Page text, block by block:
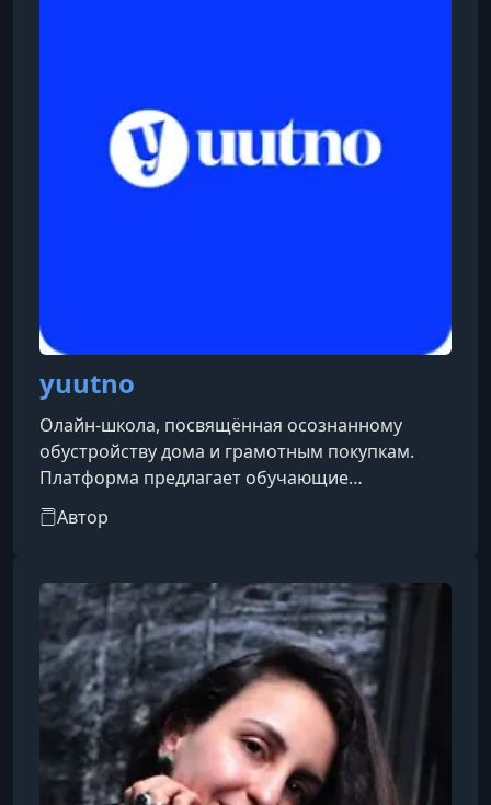
yuutno
Олайн-школа, посвящённая осознанному
обустройству дома и грамотным покупкам.
Платформа предлагает обучающие
материалы, готовые интерьерные решения и
персональные рекомендации, которые
эстетичное и функциональное пространство
без лишней суеты и ошибок.Проект предлагает
два формата — «лёгкий старт» и «полное
погружение», а также сопровождает
пользователей на каждом этапе: от выбора
мебели и декора до стилистич
Автор